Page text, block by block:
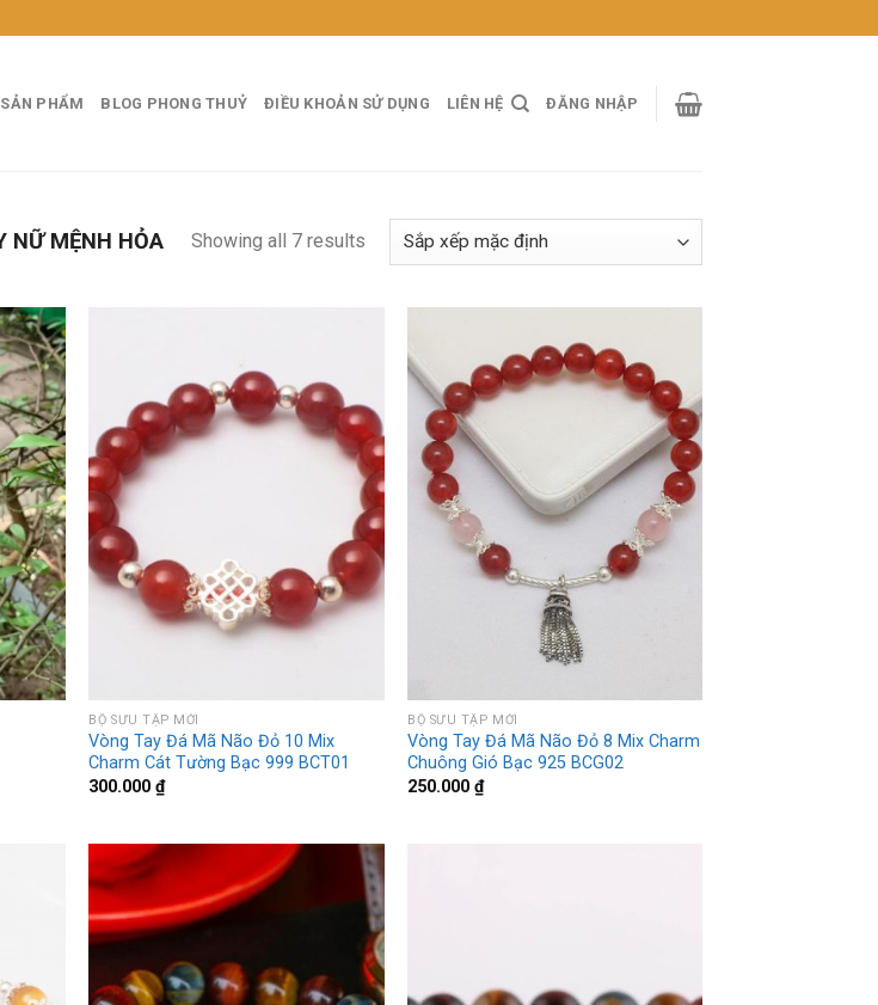
SẢN PHẨM BLOG PHONG THUỶ ĐIỀU KHOẢN SỬ DỤNG LIÊN HỆ ĐĂNG NHẬP
NỮ MỆNH HỎA Showing all 7 results
BỘ SƯU TẬP MỚI
Vòng Tay Đá Mã Não Đỏ 10 Mix
Charm Cát Tường Bạc 999 BCT01
300.000₫
BỘ SƯU TẬP MỚI
Vòng Tay Đá Mã Não Đỏ 8 Mix Charm
Chuông Gió Bạc 925 BCG02
250.000₫